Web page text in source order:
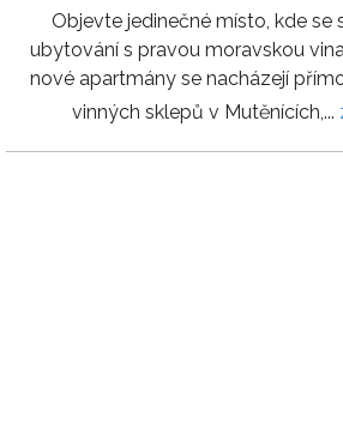
Objevte jedinečné místo, kde se
ubytování s pravou moravskou
nové apartmány se nacházejí
vinných sklepů v Mutěnících,...